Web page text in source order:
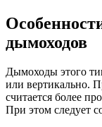
дымоходов
Дымоходы этого
или вертикально.
считается более
При этом следует